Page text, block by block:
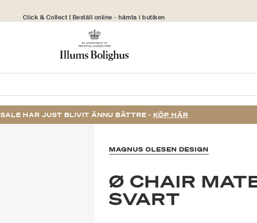
30 dagars returrätt
SALE HAR JUST BLIVIT ÄNNU BÄTTRE - KÖP HÄR
MAGNUS OLESEN DESIGN
Ø CHAIR
SVART